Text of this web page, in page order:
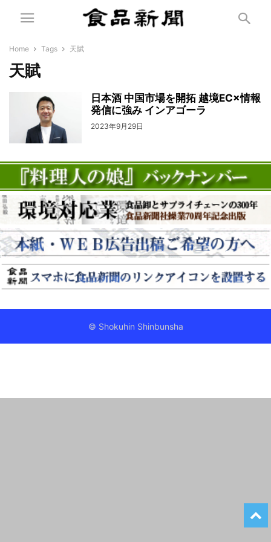
Home Tags 天賦
天賦
日本酒 中国市場を開拓 越境EC×情報
発信に強み インアゴーラ
2023年9月29日
© Shokuhin Shinbunsha